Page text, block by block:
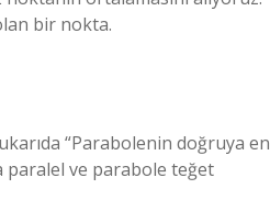
bir nokta.
“Parabolenin doğruya en
paralel ve parabole teğet